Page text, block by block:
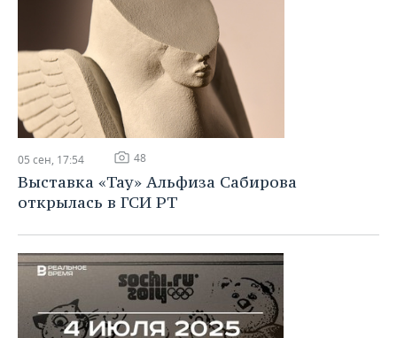
05 сен, 17:54 48
Выставка «Тау» Альфиза Сабирова
открылась в ГСИ РТ